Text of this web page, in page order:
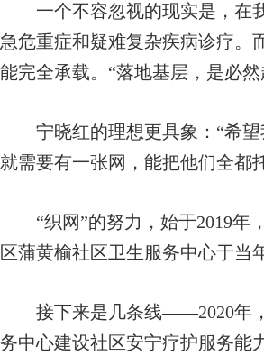
一个不容忽视的现实是，在我
急危重症和疑难复杂疾病诊疗。
能完全承载。“落地基层，是必
宁晓红的理想更具象：“希望
就需要有一张网，能把他们全都
“织网”的努力，始于2019年
区蒲黄榆社区卫生服务中心于当
接下来是几条线——2020年，
务中心建设社区安宁疗护服务能